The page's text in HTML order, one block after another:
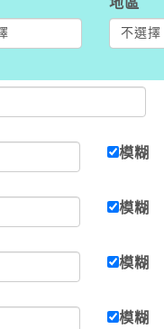
模糊
模糊
模糊
模糊